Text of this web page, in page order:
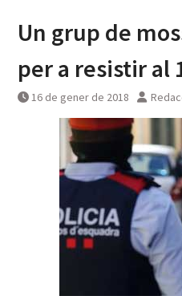
Un grup de
per a resistir al
16 de gener de 2018